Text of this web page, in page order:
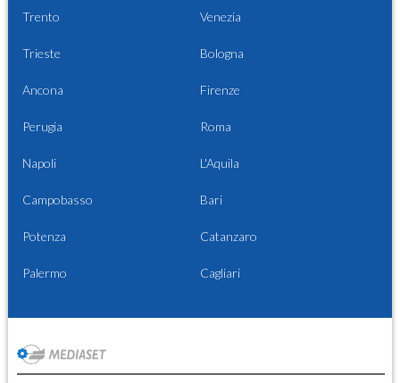
Trento Venezia
Trieste Bologna
Ancona Firenze
Perugia Roma
Napoli L'Aquila
Campobasso Bari
Potenza Catanzaro
Palermo Cagliari